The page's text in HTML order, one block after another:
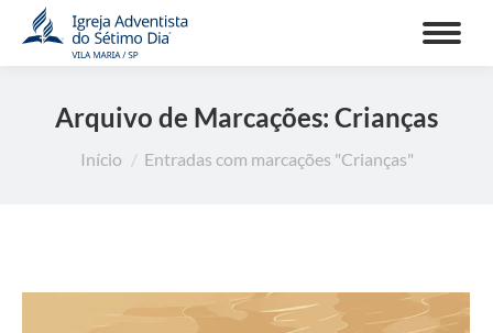
Arquivo de Marcações: Crianças
Você está aqui:
Início Entradas com marcações "Crianças"